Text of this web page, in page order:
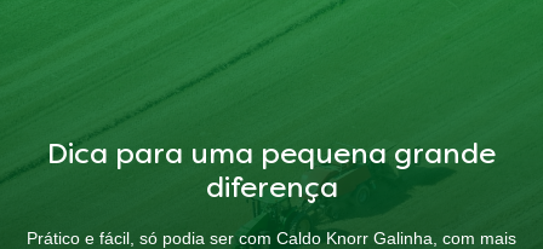
Dica para uma pequena grande
diferença
Prático e fácil, só podia ser com Caldo Knorr Galinha, com mais